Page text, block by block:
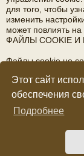
Этот сайт
обеспечения
Подробнее
для того, чтобы
изменить
может повлиять на
ФАЙЛЫ COOKIE
Файлы cookie не
благодаря
Файлы cookie не
электронной